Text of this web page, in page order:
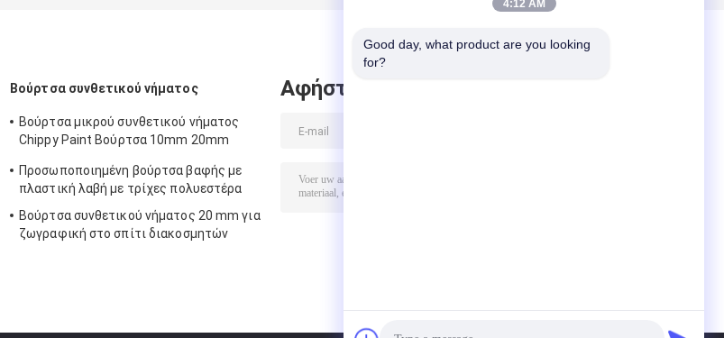
Βούρτσα συνθετικού νήματος
Βούρτσα μικρού συνθετικού νήματος
Chippy Paint Βούρτσα 10mm 20mm
Προσωποποιημένη βούρτσα βαφής με
πλαστική λαβή με τρίχες πολυεστέρα
Βούρτσα συνθετικού νήματος 20 mm για
ζωγραφική στο σπίτι διακοσμητών
Αφήστε μήνυμα
4:12 AM
Good day, what product are you looking
for?